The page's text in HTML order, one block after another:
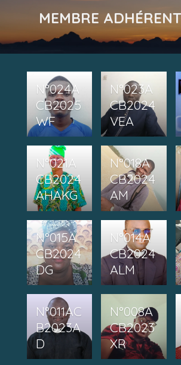
MEMBRE
N°024A
CB2025
WF
N°023A
CB2024
VEA
N°021A
CB2024
AHAKG
N°018A
CB2024
AM
N°015A
CB2024
DG
N°014A
CB2024
ALM
N°011AC
B2023A
D
N°008A
CB2023
XR